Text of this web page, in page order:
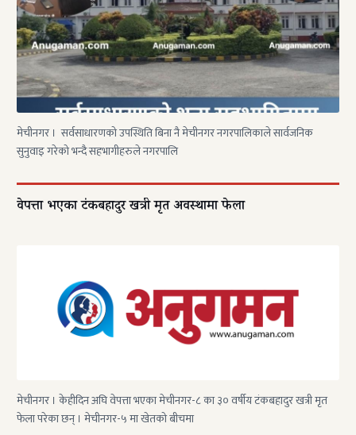
मेचीनगर । सर्वसाधारणको उपस्थिति बिना नै मेचीनगर नगरपालिकाले सार्वजनिक
सुनुवाइ गरेको भन्दै सहभागीहरुले नगरपालि
वेपत्ता भएका टंकबहादुर खत्री मृत अवस्थामा फेला
मेचीनगर । केहीदिन अघि वेपत्ता भएका मेचीनगर-८ का ३० वर्षीय टंकबहादुर खत्री मृत
फेला परेका छन् । मेचीनगर-५ मा खेतको बीचमा